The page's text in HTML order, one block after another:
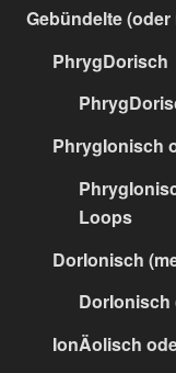
Gebündelte
PhrygDorisch
PhrygIonisch
Loops
DorIonisch
DorIonisch
IonÄolisch